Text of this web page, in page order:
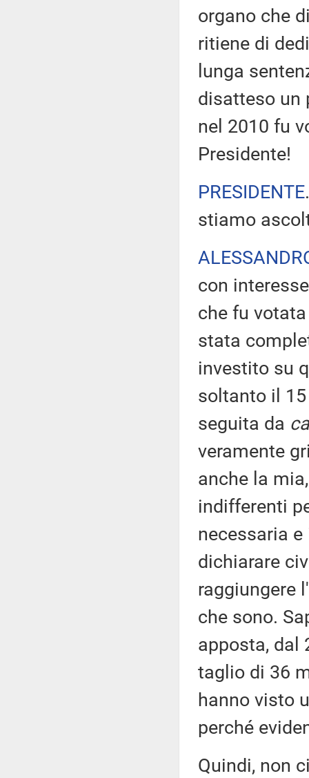
organo che
ritiene di
lunga
disatteso un
nel 2010 fu
Presidente!
PRESIDENTE
stiamo
con
che fu
stata
investito su
soltanto il
seguita da
veramente
anche la
indifferenti
necessaria
dichiarare
raggiungere
che sono.
apposta, dal
taglio di 36
hanno visto
perché
Quindi, non